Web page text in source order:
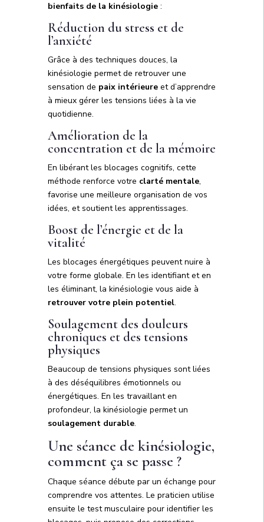
bienfaits de la kinésiologie:
Réduction du stress et de
l’anxiété
Grâce à des techniques douces, la
kinésiologie permet de retrouver une
sensation de paix intérieureet d’apprendre
à mieux gérer les tensions liées à la vie
quotidienne.
Amélioration de la
concentration et de la mémoire
En libérant les blocages cognitifs, cette
méthode renforce votre clarté mentale,
favorise une meilleure organisation de vos
idées, et soutient les apprentissages.
Boost de l’énergie et de la
vitalité
Les blocages énergétiques peuvent nuire à
votre forme globale. En les identifiant et en
les éliminant, la kinésiologie vous aide à
retrouver votre plein potentiel.
Soulagement des douleurs
chroniques et des tensions
physiques
Beaucoup de tensions physiques sont liées
à des déséquilibres émotionnels ou
énergétiques. En les travaillant en
profondeur, la kinésiologie permet un
soulagement durable.
Une séance de kinésiologie,
comment ça se passe ?
Chaque séance débute par un échange pour
comprendre vos attentes. Le praticien utilise
ensuite le test musculaire pour identifier les